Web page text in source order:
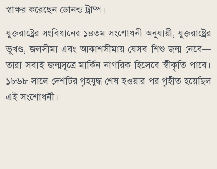
স্বাক্ষর করেছেন ডোনল্ড ট্রাম্প।
যুক্তরাষ্ট্রের সংবিধানের ১৪তম সংশোধনী অনুযায়ী, যুক্তরাষ্ট্রের
ভূখণ্ড, জলসীমা এবং আকাশসীমায় যেসব শিশু জন্ম নেবে—
তারা সবাই জন্মসূত্রে মার্কিন নাগরিক হিসেবে স্বীকৃতি পাবে।
১৮৬৮ সালে দেশটির গৃহযুদ্ধ শেষ হওয়ার পর গৃহীত হয়েছিল
এই সংশোধনী।